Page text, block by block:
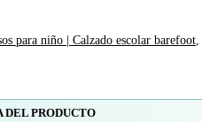
para niño | Calzado escolar barefoot
DEL PRODUCTO